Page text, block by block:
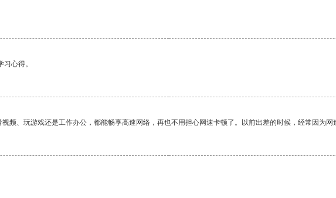
心得。
频、玩游戏还是工作办公，都能畅享高速网络，再也不用担心网速卡顿了。以前出差的时候，经常因为